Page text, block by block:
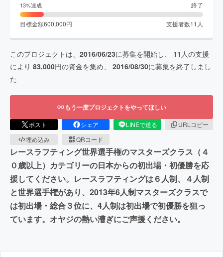
13%達成 終了
目標金額600,000円 支援者数11 人
このプロジェクトは、 2016/06/23に募集を開始し、 11 人の支援
により 83,000円の資金を集め、 2016/08/30に募集を終了しまし
た
もう一度プロジェクトをやってほしい
ポスト シェア LINEで送る
URLコピー
埋め込み
QRコード
レースラフティング世界選手権のマスターズクラス（４
０歳以上）カテゴリーの日本からの初出場・初優勝を応
援してください。レースラフティングは６人制、４人制
と世界選手権があり、2013年6人制マスターズクラスで
は初出場・総合３位に、4人制は初出場で初優勝を狙っ
ています。オヤジの熱い漕ぎにご声援ください。